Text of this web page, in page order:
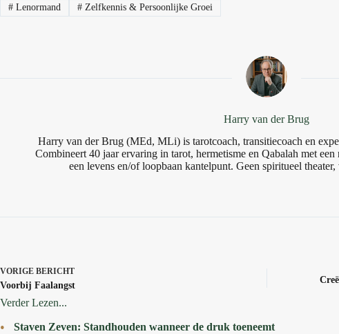
#Lenormand #Zelfkennis & Persoonlijke Groei
Harry van der Brug
Harry van der Brug (MEd, MLi) is tarotcoach, transitiecoach en
Combineert 40 jaar ervaring in tarot, hermetisme en Qabalah met
een levens en/of loopbaan kantelpunt. Geen spiritueel
VORIGE BERICHT
Voorbij Faalangst
Verder Lezen...
Staven Zeven: Standhouden wanneer de druk toeneemt